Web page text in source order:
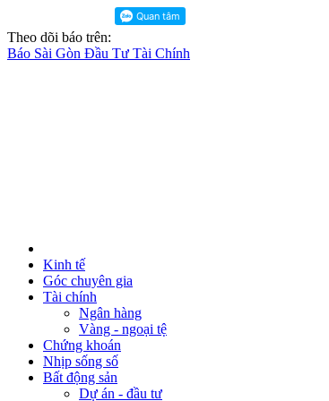
Theo dõi báo trên:
Báo Sài Gòn Đầu Tư Tài Chính
Kinh tế
Góc chuyên gia
Tài chính
Ngân hàng
Vàng - ngoại tệ
Chứng khoán
Nhịp sống số
Bất động sản
Dự án - đầu tư